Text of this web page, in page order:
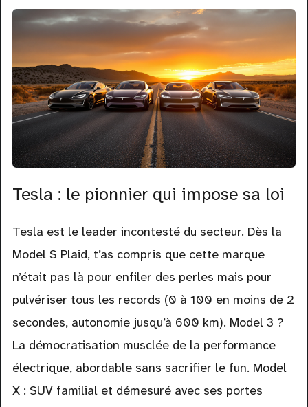
Tesla : le pionnier qui impose sa loi
Tesla est le leader incontesté du secteur. Dès la
Model S Plaid, t’as compris que cette marque
n’était pas là pour enfiler des perles mais pour
pulvériser tous les records (0 à 100 en moins de 2
secondes, autonomie jusqu’à 600 km). Model 3 ?
La démocratisation musclée de la performance
électrique, abordable sans sacrifier le fun. Model
X : SUV familial et démesuré avec ses portes